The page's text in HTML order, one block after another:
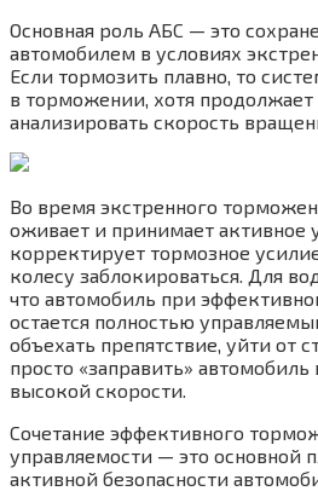
Основная роль АБС — это
автомобилем в условиях
Если тормозить плавно, то
в торможении, хотя продолжает
анализировать скорость
Во время экстренного
оживает и принимает активное
корректирует тормозное
колесу заблокироваться. Для
что автомобиль при
остается полностью
объехать препятствие, уйти от
просто «заправить» автомобиль
высокой скорости.
Сочетание эффективного
управляемости — это основной
активной безопасности